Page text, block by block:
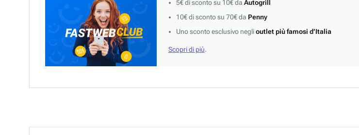
5€ di sconto su 10€ da Autogrill
10€ di sconto su 70€ da Penny
Uno sconto esclusivo neglioutlet più famosi d’Italia
Scopri di più.